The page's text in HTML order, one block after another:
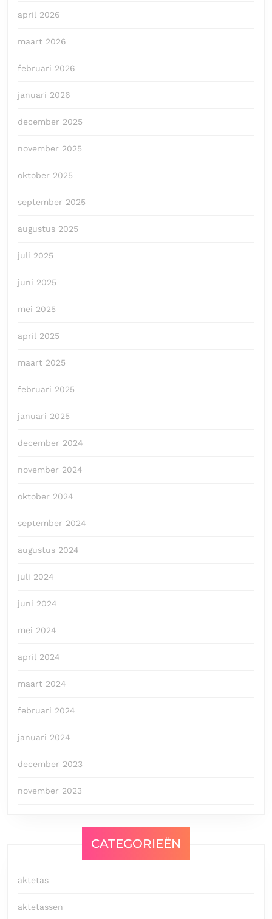
april 2026
maart 2026
februari 2026
januari 2026
december 2025
november 2025
oktober 2025
september 2025
augustus 2025
juli 2025
juni 2025
mei 2025
april 2025
maart 2025
februari 2025
januari 2025
december 2024
november 2024
oktober 2024
september 2024
augustus 2024
juli 2024
juni 2024
mei 2024
april 2024
maart 2024
februari 2024
januari 2024
december 2023
november 2023
CATEGORIEËN
aktetas
aktetassen